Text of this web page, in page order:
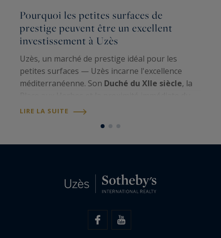
Pourquoi les petites surfaces de
prestige peuvent être un excellent
investissement à Uzès
Uzès, un marché de prestige idéal pour les
petites surfaces — Uzès incarne l'excellence
méditerranéenne. Son Duché du XIIe siècle, la
Pont du Gard UNESCO
LIRE LA SUITE